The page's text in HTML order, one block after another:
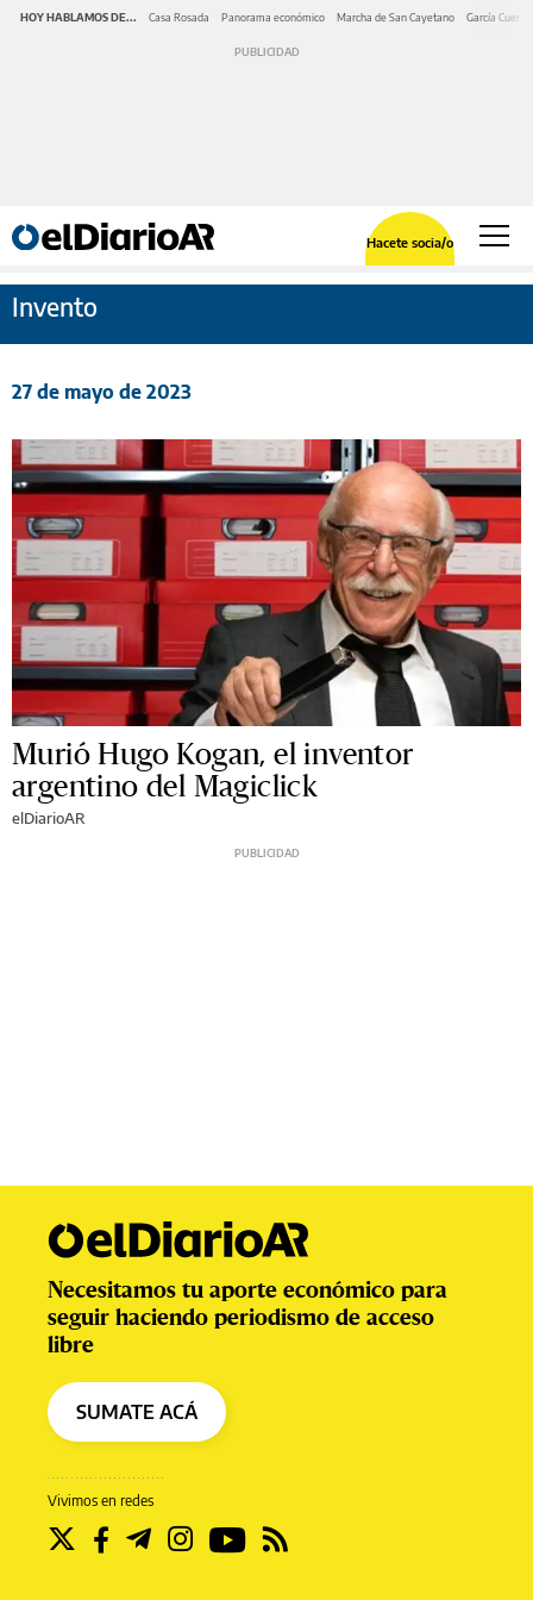
HOY HABLAMOS DE... Casa Rosada Panorama económico Marcha de San Cayetano García Cuerva
Hacete socia/o
Invento
27 de mayo de 2023
Murió Hugo Kogan, el inventor
argentino del Magiclick
elDiarioAR
Vivimos en redes
Necesitamos tu aporte económico para
seguir haciendo periodismo de acceso
libre
SUMATE ACÁ